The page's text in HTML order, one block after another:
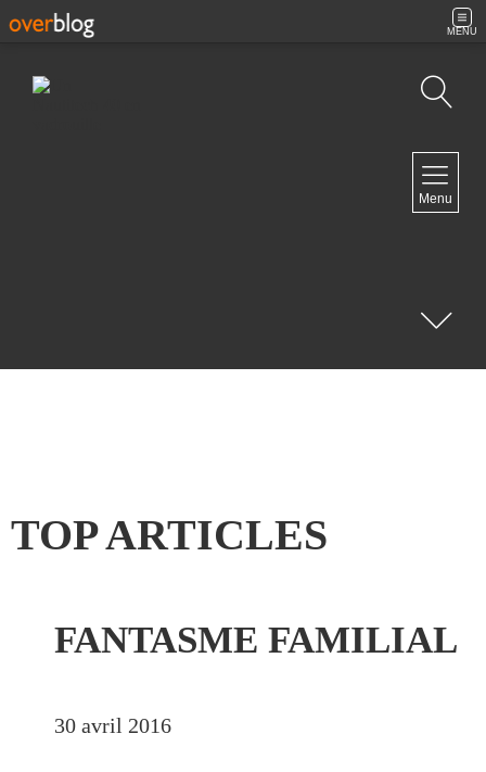
MENU
Menu
TOP ARTICLES
FANTASME FAMILIAL
30 avril 2016
CATÉGORIES
Saison 2